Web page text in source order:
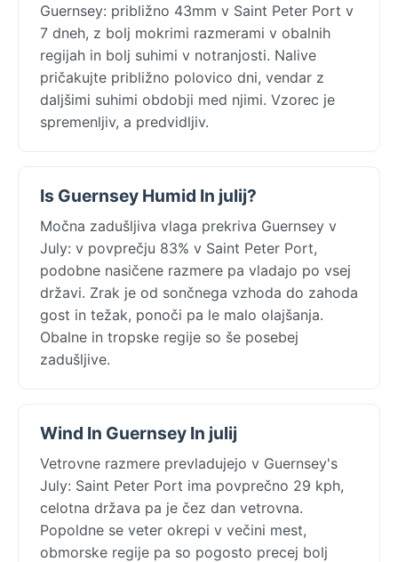
Guernsey: približno 43mm v Saint Peter Port v
7 dneh, z bolj mokrimi razmerami v obalnih
regijah in bolj suhimi v notranjosti. Nalive
pričakujte približno polovico dni, vendar z
daljšimi suhimi obdobji med njimi. Vzorec je
spremenljiv, a predvidljiv.
Is Guernsey Humid In julij?
Močna zadušljiva vlaga prekriva Guernsey v
July: v povprečju 83% v Saint Peter Port,
podobne nasičene razmere pa vladajo po vsej
državi. Zrak je od sončnega vzhoda do zahoda
gost in težak, ponoči pa le malo olajšanja.
Obalne in tropske regije so še posebej
zadušljive.
Wind In Guernsey In julij
Vetrovne razmere prevladujejo v Guernsey's
July: Saint Peter Port ima povprečno 29 kph,
celotna država pa je čez dan vetrovna.
Popoldne se veter okrepi v večini mest,
obmorske regije pa so pogosto precej bolj